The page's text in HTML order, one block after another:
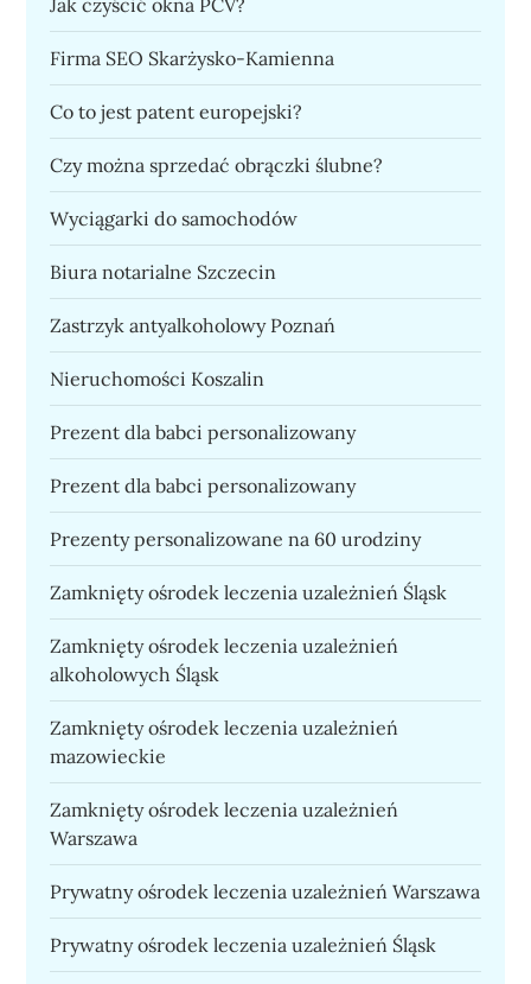
Firma SEO Skarżysko-Kamienna
Co to jest patent europejski?
Czy można sprzedać obrączki ślubne?
Wyciągarki do samochodów
Biura notarialne Szczecin
Zastrzyk antyalkoholowy Poznań
Nieruchomości Koszalin
Prezent dla babci personalizowany
Prezent dla babci personalizowany
Prezenty personalizowane na 60 urodziny
Zamknięty ośrodek leczenia uzależnień Śląsk
Zamknięty ośrodek leczenia uzależnień
alkoholowych Śląsk
Zamknięty ośrodek leczenia uzależnień
mazowieckie
Zamknięty ośrodek leczenia uzależnień
Warszawa
Prywatny ośrodek leczenia uzależnień Warszawa
Prywatny ośrodek leczenia uzależnień Śląsk